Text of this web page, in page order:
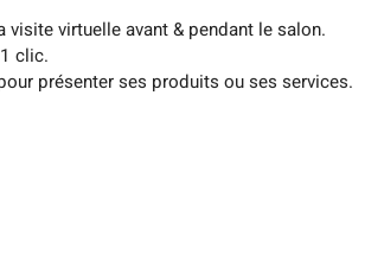
virtuelle avant & pendant le salon.
clic.
présenter ses produits ou ses services.